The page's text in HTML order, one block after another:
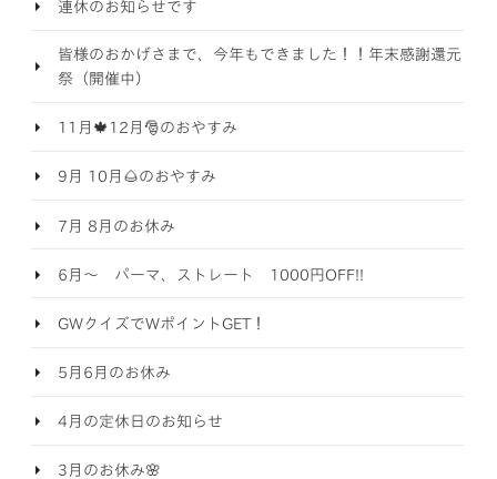
連休のお知らせです
皆様のおかげさまで、今年もできました！！年末感謝還元
祭（開催中）
11月🍁12月🎅のおやすみ
9月 10月🌰のおやすみ
7月 8月のお休み
6月～ パーマ、ストレート 1000円OFF!!
GWクイズでWポイントGET！
5月6月のお休み
4月の定休日のお知らせ
3月のお休み🌸